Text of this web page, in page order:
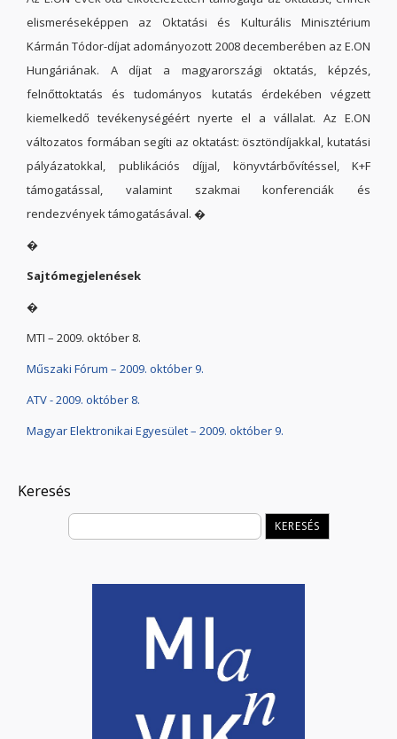
elismeréseképpen az Oktatási és Kulturális Minisztérium
Kármán Tódor-díjat adományozott 2008 decemberében az E.ON
Hungáriának. A díjat a magyarországi oktatás, képzés,
felnőttoktatás és tudományos kutatás érdekében végzett
kiemelkedő tevékenységéért nyerte el a vállalat. Az E.ON
változatos formában segíti az oktatást: ösztöndíjakkal, kutatási
pályázatokkal, publikációs díjjal, könyvtárbővítéssel, K+F
támogatással, valamint szakmai konferenciák és
rendezvények támogatásával. �
�
Sajtómegjelenések
�
MTI – 2009. október 8.
Műszaki Fórum – 2009. október 9.
ATV - 2009. október 8.
Magyar Elektronikai Egyesület – 2009. október 9.
Keresés